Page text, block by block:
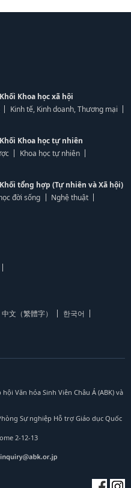
Khoa học xã hội
Kinh tế, Kinh doanh, Thương mại
Khoa học tự nhiên
Khoa học tự nhiên
tổng hợp (Tự nhiên và Xã hội)
đời sống
Nghệ thuật
中文（繁體字）
한국어
Văn hóa Sinh Viên Châu Á (ABK) và
Sự nghiệp Hỗ trợ Giáo dục Quốc
2-12-13